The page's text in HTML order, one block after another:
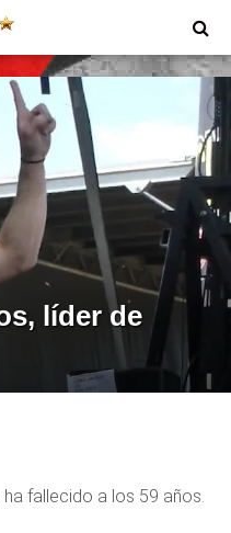
líder de
ha fallecido a los 59 años.